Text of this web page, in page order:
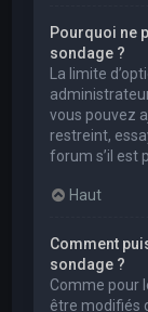
Pourquoi ne
sondage ?
La limite
vous pouvez
restreint,
forum s’il est
Haut
Comment
sondage ?
Comme pour
être modifiés